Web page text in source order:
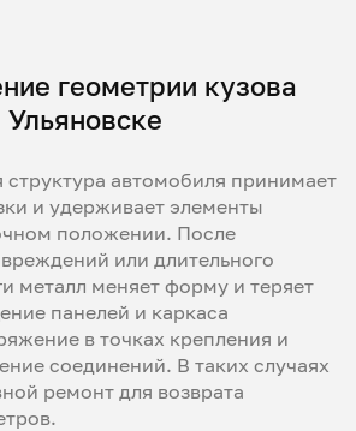
геометрии кузова
автомобиля принимает
и удерживает элементы
положении. После
или длительного
металл меняет форму и теряет
панелей и каркаса
в точках крепления и
соединений. В таких случаях
ремонт для возврата